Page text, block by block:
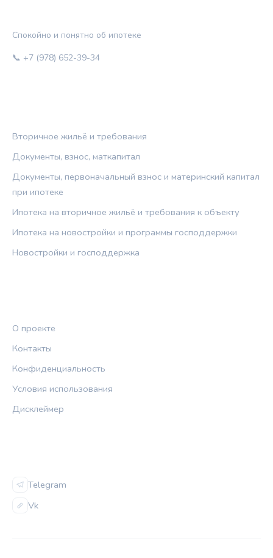
Спокойно и понятно об ипотеке
📞 +7 (978) 652-39-34
Вторичное жильё и требования
Документы, взнос, маткапитал
Документы, первоначальный взнос и материнский капитал
при ипотеке
Ипотека на вторичное жильё и требования к объекту
Ипотека на новостройки и программы господдержки
Новостройки и господдержка
О проекте
Контакты
Конфиденциальность
Условия использования
Дисклеймер
Telegram
Vk